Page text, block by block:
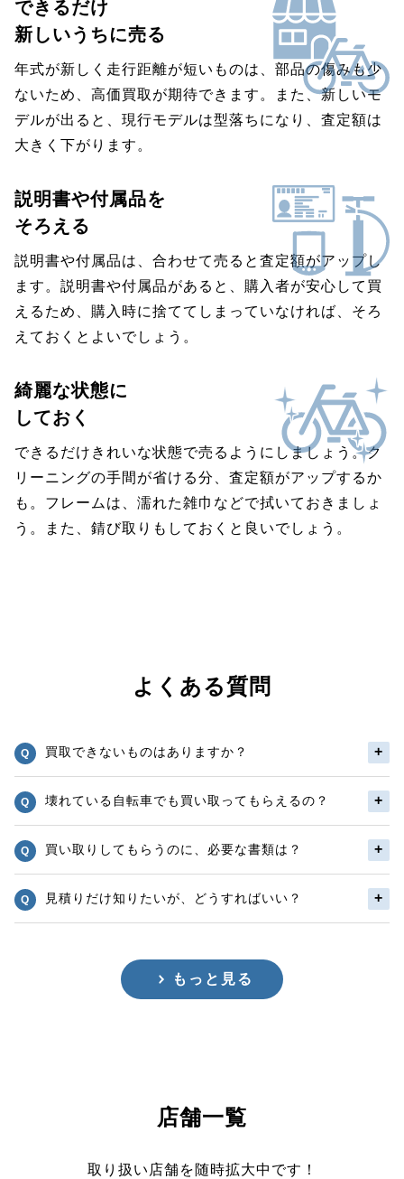
できるだけ
新しいうちに売る
年式が新しく走行距離が短いものは、部品の傷みも少
ないため、高価買取が期待できます。また、新しいモ
デルが出ると、現行モデルは型落ちになり、査定額は
大きく下がります。
説明書や付属品を
そろえる
説明書や付属品は、合わせて売ると査定額がアップし
ます。説明書や付属品があると、購入者が安心して買
えるため、購入時に捨ててしまっていなければ、そろ
えておくとよいでしょう。
綺麗な状態に
しておく
できるだけきれいな状態で売るようにしましょう。ク
リーニングの手間が省ける分、査定額がアップするか
も。フレームは、濡れた雑巾などで拭いておきましょ
う。また、錆び取りもしておくと良いでしょう。
よくある質問
買取できないものはありますか？
壊れている自転車でも買い取ってもらえるの？
買い取りしてもらうのに、必要な書類は？
見積りだけ知りたいが、どうすればいい？
もっと見る
店舗一覧
取り扱い店舗を随時拡大中です！